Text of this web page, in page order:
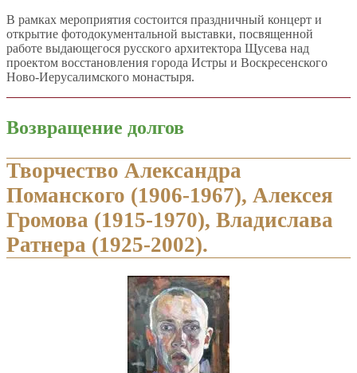
В рамках мероприятия состоится праздничный концерт и
открытие фотодокументальной выставки, посвященной
работе выдающегося русского архитектора Щусева над
проектом восстановления города Истры и Воскресенского
Ново-Иерусалимского монастыря.
Возвращение долгов
Творчество Александра
Поманского (1906-1967), Алексея
Громова (1915-1970), Владислава
Ратнера (1925-2002).